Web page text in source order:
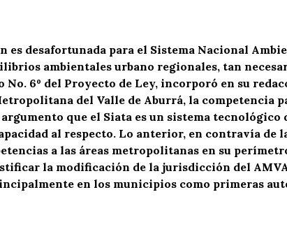
es desafortunada para el Sistema Nacional
ambientales urbano regionales, tan
6º del Proyecto de Ley, incorporó en su
del Valle de Aburrá, la competencia
que el Siata es un sistema tecnológico
al respecto. Lo anterior, en contravía de la
a las áreas metropolitanas en su
la modificación de la jurisdicción del
en los municipios como primeras